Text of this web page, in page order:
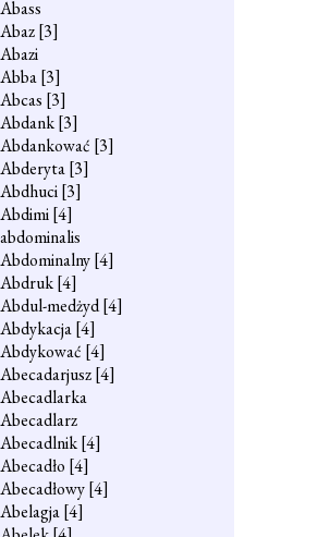
Abass
Abaz[3]
Abazi
Abba[3]
Abcas [3]
Abdank[3]
Abdankować [3]
Abderyta[3]
Abdhuci[3]
Abdimi[4]
abdominalis
Abdominalny[4]
Abdruk[4]
Abdul-medżyd[4]
Abdykacja[4]
Abdykować [4]
Abecadarjusz[4]
Abecadlarka
Abecadlarz
Abecadlnik[4]
Abecadło [4]
Abecadłowy[4]
Abelagja[4]